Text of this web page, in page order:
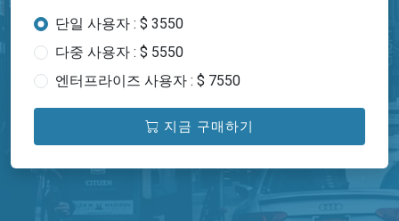
단일 사용자 : $ 3550
다중 사용자 : $ 5550
엔터프라이즈 사용자 : $ 7550
지금 구매하기